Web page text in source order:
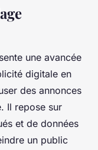
nouvelle
une avancée
digitale en
des annonces
Il repose sur
et de données
un public